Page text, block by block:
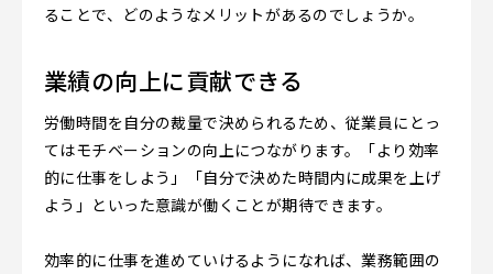
ることで、どのようなメリットがあるのでしょうか。
業績の向上に貢献できる
労働時間を自分の裁量で決められるため、従業員にとっ
てはモチベーションの向上につながります。「より効率
的に仕事をしよう」「自分で決めた時間内に成果を上げ
よう」といった意識が働くことが期待できます。
効率的に仕事を進めていけるようになれば、業務範囲の